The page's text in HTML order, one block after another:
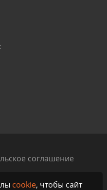
соглашение
cookie, чтобы сайт